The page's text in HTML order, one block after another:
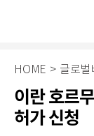
HOME > 글로벌
이란 호르
허가 신청